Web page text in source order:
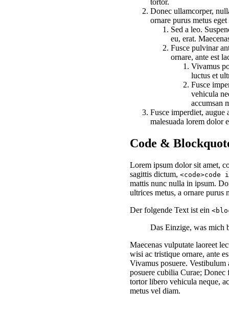
Donec ullamcorper,
ornare purus metus
Sed a leo.
eu, erat.
Fusce pulvinar
ornare, ante est
Vivamus
luctus et
Fusce
vehicula
accumsan
Fusce imperdiet,
malesuada lorem dolor
Code &
Lorem ipsum dolor sit amet,
sagittis dictum,
mattis nunc nulla in ipsum.
ultrices metus, a ornare purus
Der folgende Text ist ein
Das Einzige, was mich
Maecenas vulputate laoreet
wisi ac tristique ornare, ante
Vivamus posuere.
posuere cubilia Curae;
tortor libero vehicula neque,
metus vel diam.